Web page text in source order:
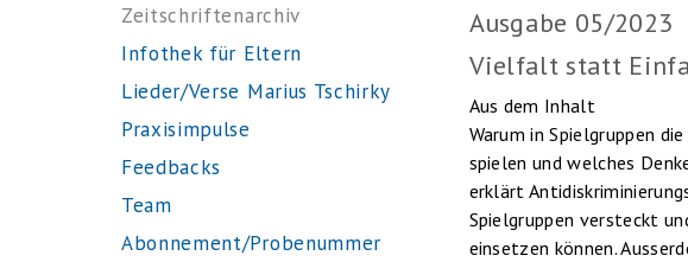
Zeitschriftenarchiv
Infothek für Eltern
Lieder/Verse Marius Tschirky
Praxisimpulse
Feedbacks
Team
Abonnement/Probenummer
Ausgabe 05/2023
Vielfalt statt
Aus dem Inhalt
Warum in Spielgruppen
spielen und welches
erklärt
Spielgruppen versteckt
einsetzen können.